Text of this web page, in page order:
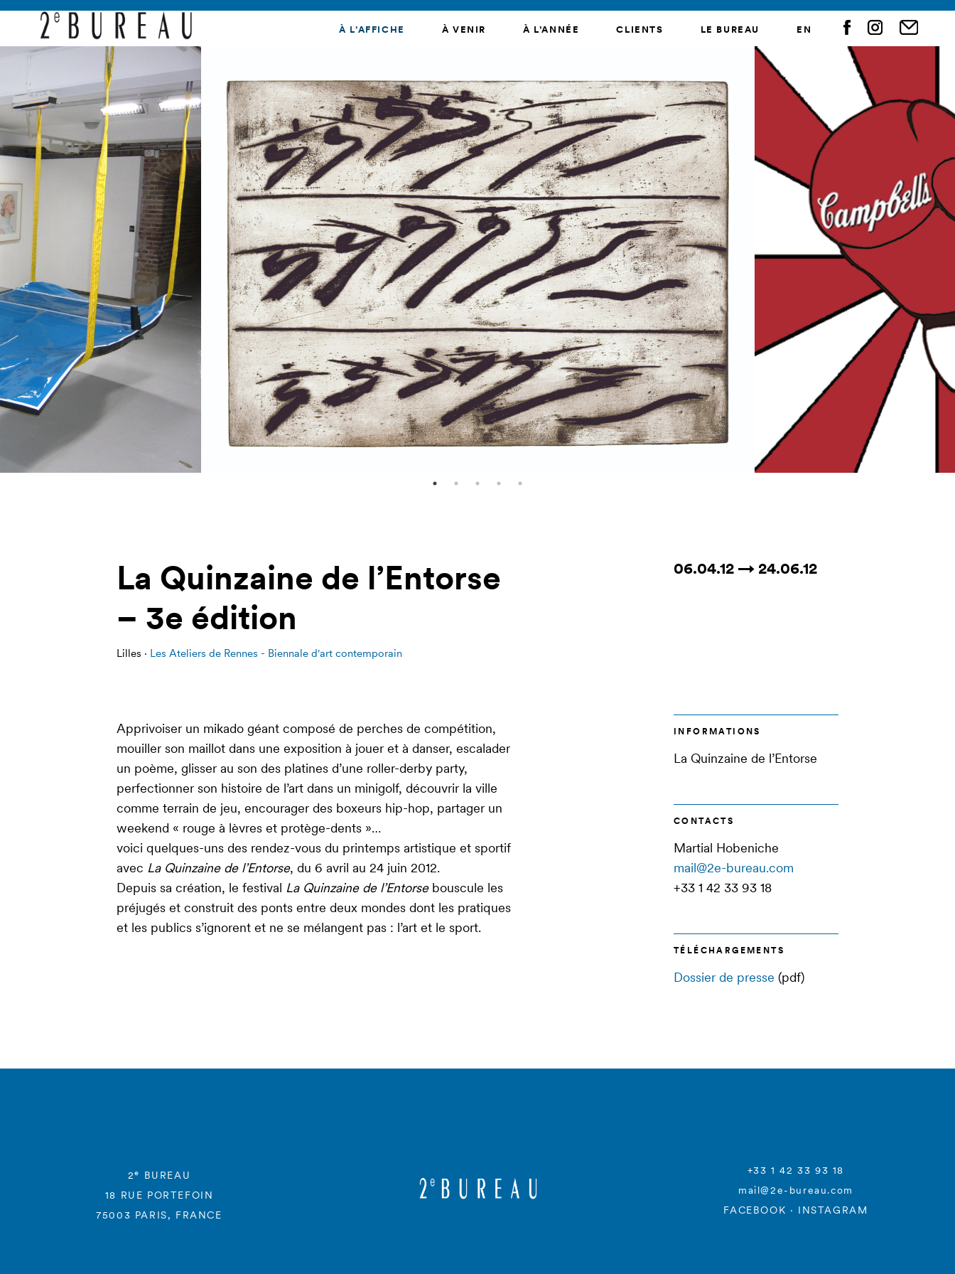
À L’AFFICHE À VENIR À L’ANNÉE CLIENTS LE BUREAU EN
La Quinzaine de l’Entorse
– 3e édition
Lilles · Les Ateliers de Rennes - Biennale d'art contemporain
06.04.12 → 24.06.12
Apprivoiser un mikado géant composé de perches de compétition,
mouiller son maillot dans une exposition à jouer et à danser, escalader
un poème, glisser au son des platines d’une roller-derby party,
perfectionner son histoire de l’art dans un minigolf, découvrir la ville
comme terrain de jeu, encourager des boxeurs hip-hop, partager un
weekend « rouge à lèvres et protège-dents »…
voici quelques-uns des rendez-vous du printemps artistique et sportif
avec La Quinzaine de l’Entorse, du 6 avril au 24 juin 2012.
Depuis sa création, le festival La Quinzaine de l’Entorsebouscule les
préjugés et construit des ponts entre deux mondes dont les pratiques
et les publics s’ignorent et ne se mélangent pas : l’art et le sport.
INFORMATIONS
La Quinzaine de l’Entorse
CONTACTS
Martial Hobeniche
mail@2e-bureau.com
+33 1 42 33 93 18
TÉLÉCHARGEMENTS
Dossier de presse (pdf)
2e
BUREAU
18 RUE PORTEFOIN
75003 PARIS, FRANCE
+33 1 42 33 93 18
mail@2e-bureau.com
FACEBOOK · INSTAGRAM